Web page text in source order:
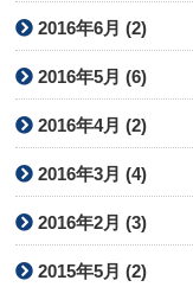
2016年6月 (2)
2016年5月 (6)
2016年4月 (2)
2016年3月 (4)
2016年2月 (3)
2015年5月 (2)